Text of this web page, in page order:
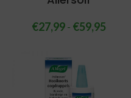
€27,99- €59,95